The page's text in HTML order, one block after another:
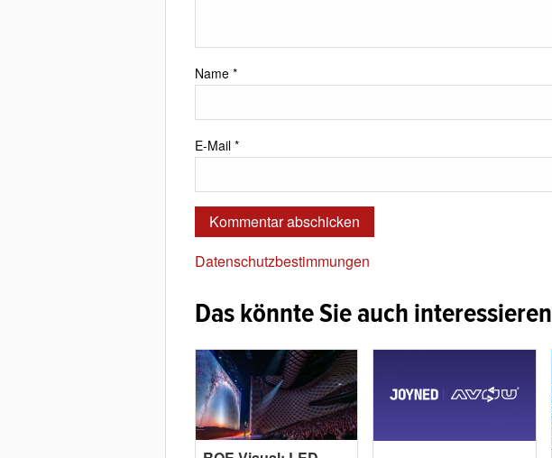
Name *
E-Mail *
Datenschutzbestimmungen
Das könnte Sie auch interessieren